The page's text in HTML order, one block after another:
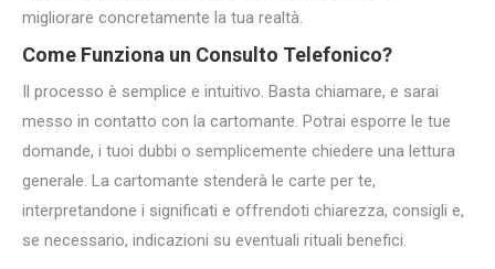
migliorare concretamente la tua realtà.
Come Funziona un Consulto Telefonico?
Il processo è semplice e intuitivo. Basta chiamare, e sarai
messo in contatto con la cartomante. Potrai esporre le tue
domande, i tuoi dubbi o semplicemente chiedere una lettura
generale. La cartomante stenderà le carte per te,
interpretandone i significati e offrendoti chiarezza, consigli e,
se necessario, indicazioni su eventuali rituali benefici.